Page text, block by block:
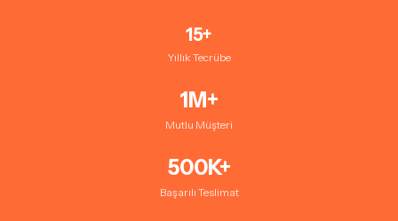
15+
Yıllık Tecrübe
1M+
Mutlu Müşteri
500K+
Başarılı Teslimat